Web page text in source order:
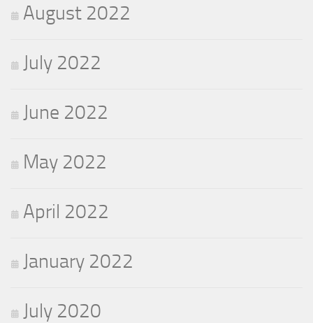
August 2022
July 2022
June 2022
May 2022
April 2022
January 2022
July 2020